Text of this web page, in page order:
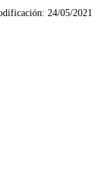
24/05/2021